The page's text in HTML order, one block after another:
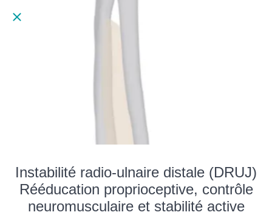
Instabilité radio-ulnaire distale (DRUJ)
Rééducation proprioceptive, contrôle
neuromusculaire et stabilité active